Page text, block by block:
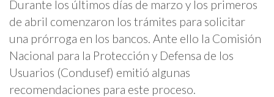
Durante los últimos días de marzo y los primeros
de abril comenzaron los trámites para solicitar
una prórroga en los bancos. Ante ello la Comisión
Nacional para la Protección y Defensa de los
Usuarios (Condusef) emitió algunas
recomendaciones para este proceso.